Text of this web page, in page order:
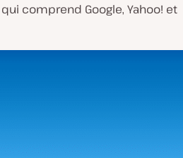
comprend Google, Yahoo! et